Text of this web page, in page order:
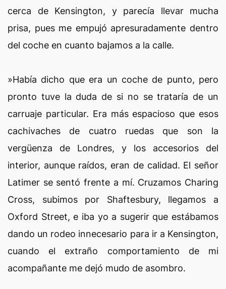
cerca de Kensington, y parecía llevar mucha
prisa, pues me empujó apresuradamente dentro
del coche en cuanto bajamos a la calle.
»Había dicho que era un coche de punto, pero
pronto tuve la duda de si no se trataría de un
carruaje particular. Era más espacioso que esos
cachivaches de cuatro ruedas que son la
vergüenza de Londres, y los accesorios del
interior, aunque raídos, eran de calidad. El señor
Latimer se sentó frente a mí. Cruzamos Charing
Cross, subimos por Shaftesbury, llegamos a
Oxford Street, e iba yo a sugerir que estábamos
dando un rodeo innecesario para ir a Kensington,
cuando el extraño comportamiento de mi
acompañante me dejó mudo de asombro.